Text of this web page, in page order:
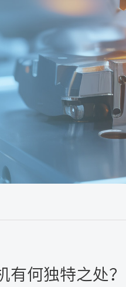
有何独特之处？